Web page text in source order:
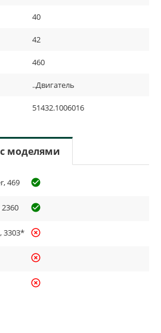
40
42
460
..Двигатель
51432.1006016
моделями
469 check_circle_outline
check_circle_outline
3303* highlight_off
highlight_off
highlight_off